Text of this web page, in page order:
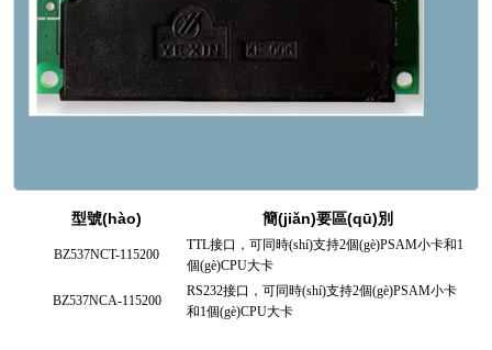
型號(hào) 簡(jiǎn)要區(qū)別
BZ537NCT-115200
TTL接口，可同時(shí)支持2個(gè)PSAM小卡和1
個(gè)CPU大卡
BZ537NCA-115200
RS232接口，可同時(shí)支持2個(gè)PSAM小卡
和1個(gè)CPU大卡